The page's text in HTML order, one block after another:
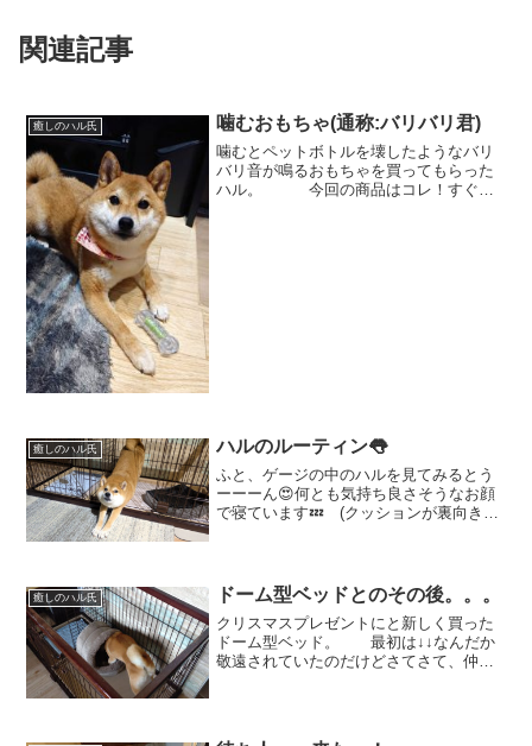
関連記事
癒しのハル氏 噛むおもちゃ(通称:バリバリ君)
噛むとペットボトルを壊したようなバリ
バリ音が鳴るおもちゃを買ってもらった
ハル。 今回の商品はコレ！すぐに
癒しのハル氏 ハルのルーティン👅
ふと、ゲージの中のハルを見てみるとう
ーーーん😍何とも気持ち良さそうなお顔
で寝ています💤 (クッションが裏向きな
と、 「ん？」パチッとお目...
癒しのハル氏 ドーム型ベッドとのその後。。。
クリスマスプレゼントにと新しく買った
ドーム型ベッド。 最初は↓↓なんだか
敬遠されていたのだけどさてさて、仲良
かな？と、思いきや。。。...